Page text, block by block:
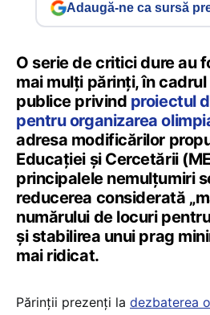
Adaugă-ne ca sursă
O serie de critici dure au
mai mulți părinți, în
publice privind proiectul
pentru organizarea
adresa modificărilor
Educației și Cercetării
principalele nemulțumiri
reducerea considerată
numărului de locuri
și stabilirea unui prag
mai ridicat.
Părinții prezenți la dezbaterea